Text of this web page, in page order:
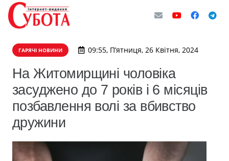
ГАРЯЧІ НОВИНИ 09:55, П’ятниця, 26 Квітня, 2024
На Житомирщині чоловіка
засуджено до 7 років і 6 місяців
позбавлення волі за вбивство
дружини